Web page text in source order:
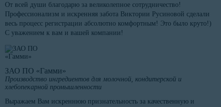
От всей души благодарю за великолепное сотрудничество!
Профессионализм и искренняя забота Виктории Русиновой сделали
весь процесс регистрации абсолютно комфортным! Это было круто!)
С уважением к вам и вашей компании!
ЗАО ПО «Гамми»
Производство ингредиентов для молочной, кондитерской и
хлебопекарной промышленности
Выражаем Вам искреннюю признательность за качественную и